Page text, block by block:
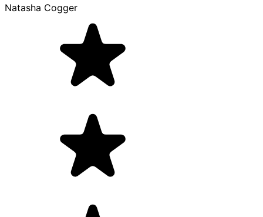
Natasha Cogger